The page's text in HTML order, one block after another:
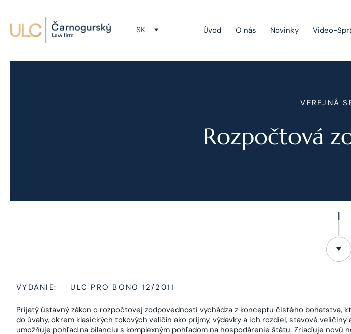
SK Úvod O nás Novinky Video-
Fúzie a akvizície
Právo obchodných spoločností
VEREJNÁ
Rozpočtová
VYDANIE: ULC PRO BONO 12/2011
Prijatý ústavný zákon o rozpočtovej zodpovednosti vychádza z konceptu čistého bohatstva,
do úvahy, okrem klasických tokových veličín ako príjmy, výdavky a ich rozdiel, stavové veličiny
umožňuje pohľad na bilanciu s komplexným pohľadom na hospodárenie štátu. Zriaďuje novú